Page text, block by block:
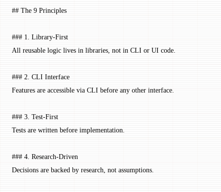
## The 9 Principles
### 1. Library-First
All reusable logic lives in libraries, not in CLI or UI code.
### 2. CLI Interface
Features are accessible via CLI before any other interface.
### 3. Test-First
Tests are written before implementation.
### 4. Research-Driven
Decisions are backed by research, not assumptions.